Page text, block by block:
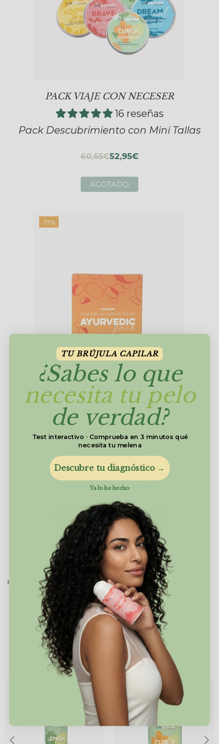
PACK VIAJE CON NECESER
16 reseñas
Pack Descubrimiento con Mini Tallas
60,65€52,95€
AGOTADO
-17%
AYURVEDIC MASK TRIO
32 reseñas
Pack De Mini Mascarillas Sólidas Para El
Cabello
29,95€24,95€
AÑADIR AL CARRITO
Packs descubrimiento
OTROS PRODUCTOS PARA COMPLETAR TU
TU BRÚJULA CAPILAR
¿Sabes lo que
necesita tu pelo
de verdad?
Test interactivo · Comprueba en 3 minutos qué
necesita tu melena
Descubre tu diagnóstico →
Ya lo he hecho